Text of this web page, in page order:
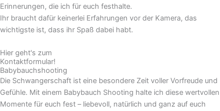
Erinnerungen, die ich für euch festhalte.
Ihr braucht dafür keinerlei Erfahrungen vor der Kamera, das
wichtigste ist, dass ihr Spaß dabei habt.
Hier geht's zum
Kontaktformular!
Babybauchshooting
Die Schwangerschaft ist eine besondere Zeit voller Vorfreude und
Gefühle. Mit einem Babybauch Shooting halte ich diese wertvollen
Momente für euch fest – liebevoll, natürlich und ganz auf euch